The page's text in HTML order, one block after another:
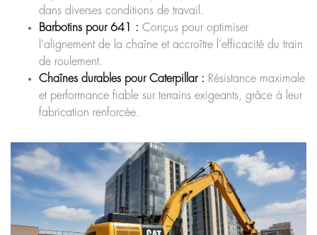
dans diverses conditions de travail.
Barbotins pour 641 : Conçus pour optimiser
l’alignement de la chaîne et accroître l’efficacité du train
de roulement.
Chaînes durables pour Caterpillar : Résistance maximale
et performance fiable sur terrains exigeants, grâce à leur
fabrication renforcée.